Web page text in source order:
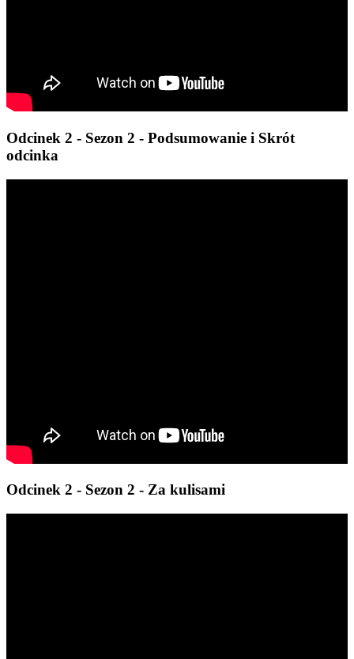
Odcinek 2 - Sezon 2 - Podsumowanie i Skrót
odcinka
Odcinek 2 - Sezon 2 - Za kulisami